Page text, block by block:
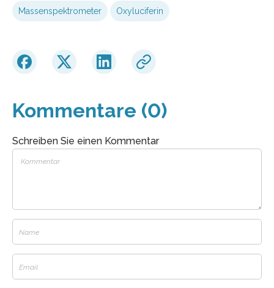
Massenspektrometer Oxyluciferin
Kommentare (0)
Schreiben Sie einen Kommentar